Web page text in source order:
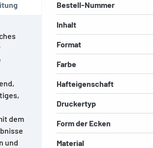
dem
und
Bestell-Nummer
Inhalt
Format
Farbe
Hafteigenschaft
Druckertyp
Form der Ecken
Material